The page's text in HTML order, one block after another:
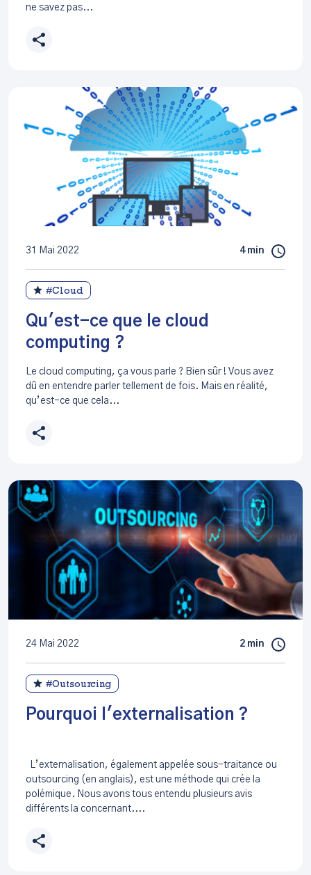
ne savez pas...
31 Mai 2022 4 min
#Cloud
Qu'est-ce que le cloud
computing ?
Le cloud computing, ça vous parle ? Bien sûr ! Vous avez
dû en entendre parler tellement de fois. Mais en réalité,
qu’est-ce que cela...
24 Mai 2022 2 min
#Outsourcing
Pourquoi l'externalisation ?
L’externalisation, également appelée sous-traitance ou
outsourcing (en anglais), est une méthode qui crée la
polémique. Nous avons tous entendu plusieurs avis
différents la concernant....